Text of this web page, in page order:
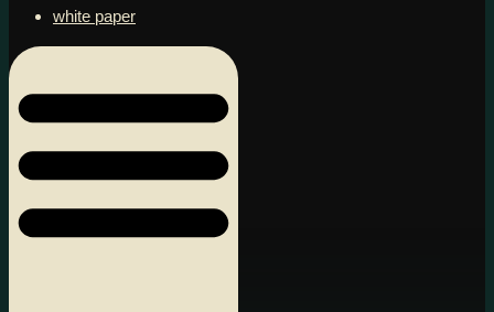
white paper